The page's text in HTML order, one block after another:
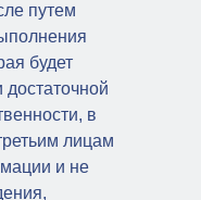
путем
будет
в
лицам
и не